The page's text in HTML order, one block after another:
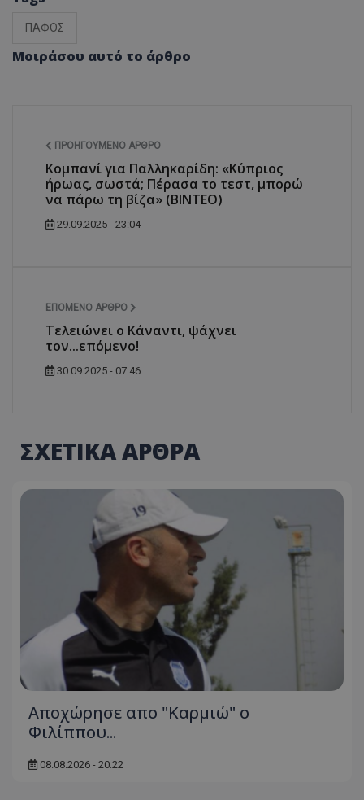
ΠΑΦΟΣ
Μοιράσου αυτό το άρθρο
ΠΡΟΗΓΟΎΜΕΝΟ ΆΡΘΡΟ
Κομπανί για Παλληκαρίδη: «Κύπριος
ήρωας, σωστά; Πέρασα το τεστ, μπορώ
να πάρω τη βίζα» (BINTEO)
29.09.2025 - 23:04
ΕΠΌΜΕΝΟ ΆΡΘΡΟ
Τελειώνει ο Κάναντι, ψάχνει
τον...επόμενο!
30.09.2025 - 07:46
ΣΧΕΤΙΚΑ ΑΡΘΡΑ
Aποχώρησε απο "Καρμιώ" ο
Φιλίππου...
08.08.2026 - 20:22